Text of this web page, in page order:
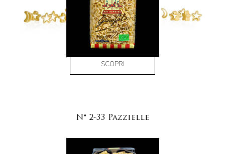
SCOPRI
N° 2-33 Pazzielle